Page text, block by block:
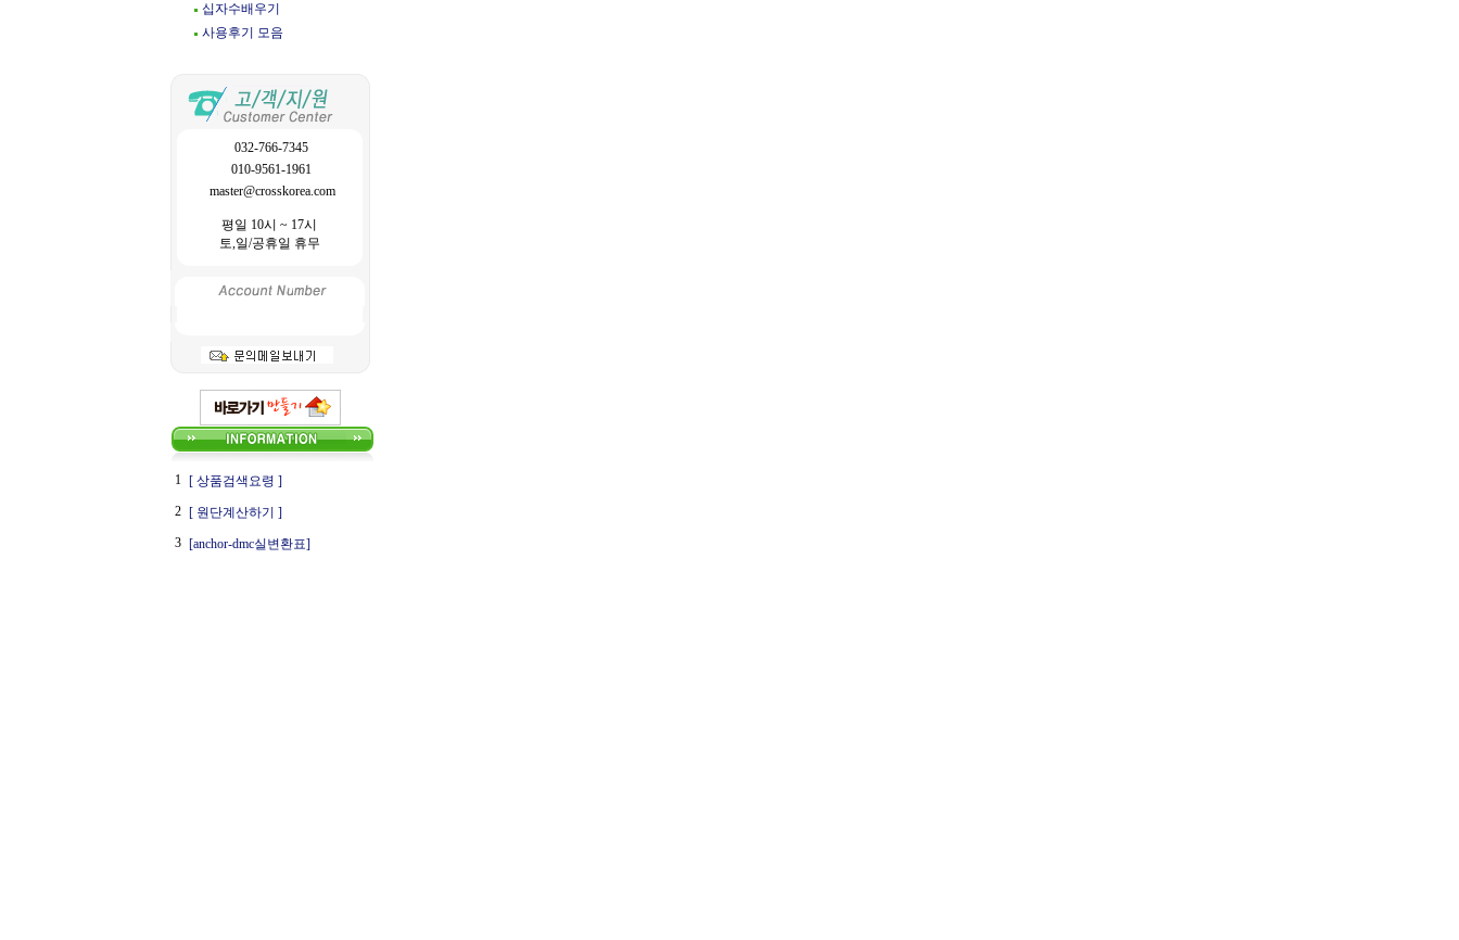
십자수배우기
사용후기 모음
032-766-7345
010-9561-1961
master@crosskorea.com
평일 10시 ~ 17시
토,일/공휴일 휴무
1
[ 상품검색요령 ]
2
[ 원단계산하기 ]
3
[anchor-dmc실변환표]